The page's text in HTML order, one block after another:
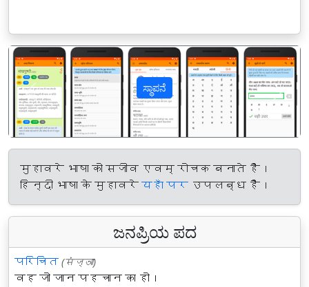
ಸ್ಥಾಪನೆ
पिछला
मुहावरे भाषा को सजीव एवम् रोचक बनाते हैं।
हिन्दी भाषा के मुहावरेयहाँ पर उपलब्ध हैं।
ಜನಪ್ರಿಯ ಪದ
परिचित (संज्ञा)
वह जो जान पहचान का हो।